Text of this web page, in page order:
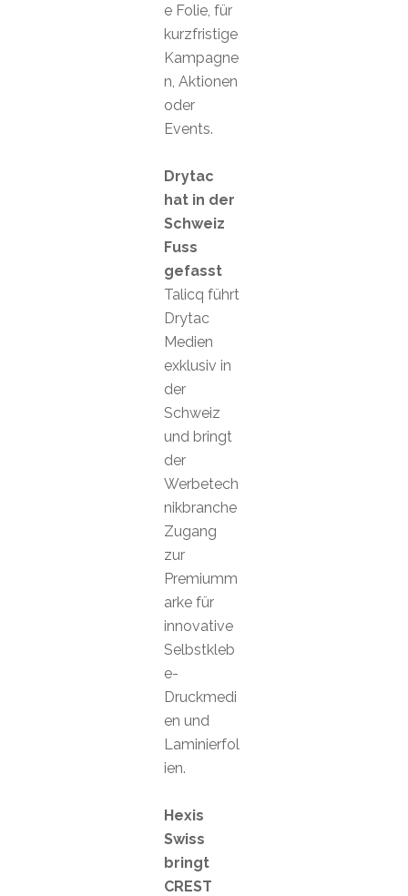
e Folie, für
kurzfristige
Kampagne
n, Aktionen
oder
Events.
Drytac
hat in der
Schweiz
Fuss
gefasst
Talicq führt
Drytac
Medien
exklusiv in
der
Schweiz
und bringt
der
Werbetech
nikbranche
Zugang
zur
Premiumm
arke für
innovative
Selbstkleb
e-
Druckmedi
en und
Laminierfol
ien.
Hexis
Swiss
bringt
CREST